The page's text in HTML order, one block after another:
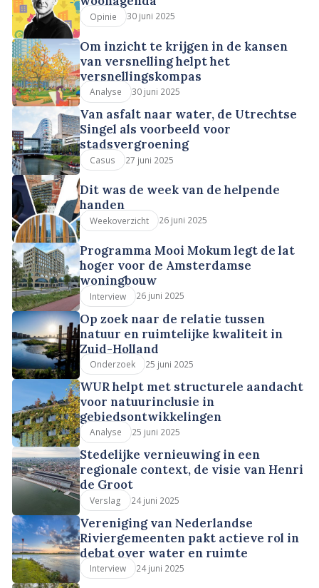
Opinie 30 juni 2025
Om inzicht te krijgen in de kansen
van versnelling helpt het
versnellingskompas
Analyse 30 juni 2025
Van asfalt naar water, de Utrechtse
Singel als voorbeeld voor
stadsvergroening
Casus 27 juni 2025
Dit was de week van de helpende
handen
Weekoverzicht 26 juni 2025
Programma Mooi Mokum legt de lat
hoger voor de Amsterdamse
woningbouw
Interview 26 juni 2025
Op zoek naar de relatie tussen
natuur en ruimtelijke kwaliteit in
Zuid-Holland
Onderzoek 25 juni 2025
WUR helpt met structurele aandacht
voor natuurinclusie in
gebiedsontwikkelingen
Analyse 25 juni 2025
Stedelijke vernieuwing in een
regionale context, de visie van Henri
de Groot
Verslag 24 juni 2025
Vereniging van Nederlandse
Riviergemeenten pakt actieve rol in
debat over water en ruimte
Interview 24 juni 2025